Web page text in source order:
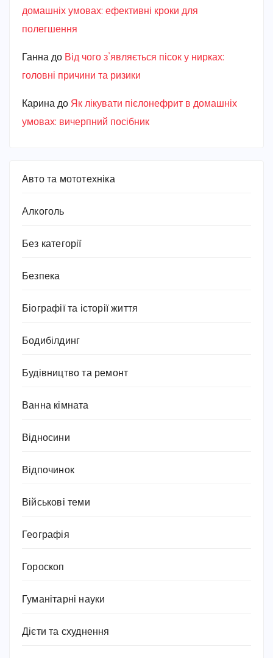
домашніх умовах: ефективні кроки для
полегшення
Ганна до Від чого з’являється пісок у нирках:
головні причини та ризики
Карина до Як лікувати пієлонефрит в домашніх
умовах: вичерпний посібник
Авто та мототехніка
Алкоголь
Без категорії
Безпека
Біографії та історії життя
Бодибілдинг
Будівництво та ремонт
Ванна кімната
Відносини
Відпочинок
Військові теми
Географія
Гороскоп
Гуманітарні науки
Дієти та схуднення